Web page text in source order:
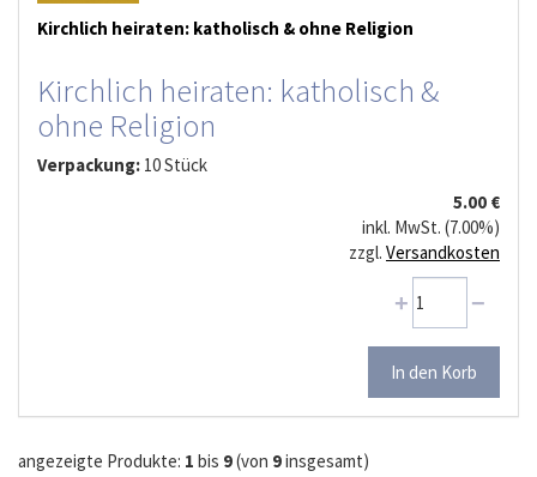
Kirchlich heiraten: katholisch & ohne Religion
Kirchlich heiraten: katholisch &
ohne Religion
Verpackung: 10 Stück
5.00 €
inkl. MwSt. (7.00%)
zzgl. Versandkosten
angezeigte Produkte: 1 bis 9(von 9insgesamt)